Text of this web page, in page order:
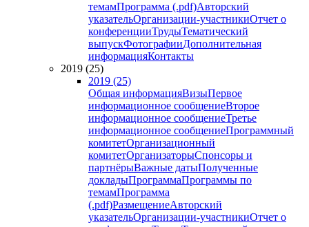
темамПрограмма (.pdf)Авторский
указательОрганизации-участникиОтчет о
конференцииТрудыТематический
выпускФотографииДополнительная
информацияКонтакты
2019 (25)
2019 (25)
Общая информацияВизыПервое
информационное сообщениеВторое
информационное сообщениеТретье
информационное сообщениеПрограммный
комитетОрганизационный
комитетОрганизаторыСпонсоры и
партнёрыВажные датыПолученные
докладыПрограммаПрограммы по
темамПрограмма
(.pdf)РазмещениеАвторский
указательОрганизации-участникиОтчет о